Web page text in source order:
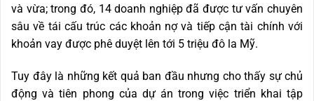
và vừa; trong đó, 14 doanh nghiệp đã được tư vấn chuyên
sâu về tái cấu trúc các khoản nợ và tiếp cận tài chính với
khoản vay được phê duyệt lên tới 5 triệu đô la Mỹ.
Tuy đây là những kết quả ban đầu nhưng cho thấy sự chủ
động và tiên phong của dự án trong việc triển khai tập